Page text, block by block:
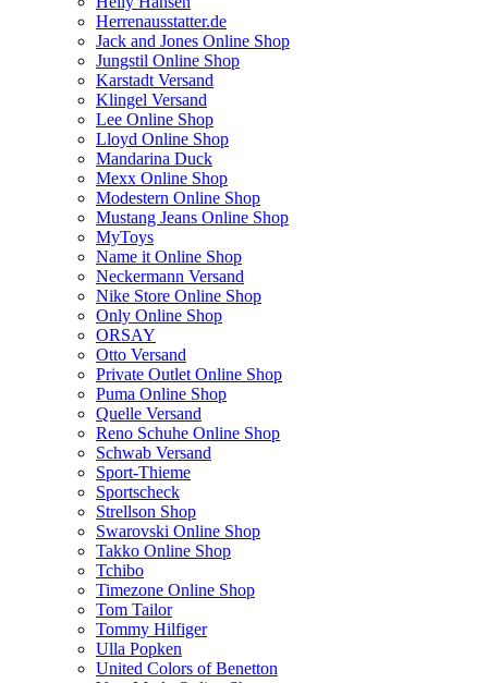
Herrenausstatter.de
Jack and Jones Online Shop
Jungstil Online Shop
Karstadt Versand
Klingel Versand
Lee Online Shop
Lloyd Online Shop
Mandarina Duck
Mexx Online Shop
Modestern Online Shop
Mustang Jeans Online Shop
MyToys
Name it Online Shop
Neckermann Versand
Nike Store Online Shop
Only Online Shop
ORSAY
Otto Versand
Private Outlet Online Shop
Puma Online Shop
Quelle Versand
Reno Schuhe Online Shop
Schwab Versand
Sport-Thieme
Sportscheck
Strellson Shop
Swarovski Online Shop
Takko Online Shop
Tchibo
Timezone Online Shop
Tom Tailor
Tommy Hilfiger
Ulla Popken
United Colors of Benetton